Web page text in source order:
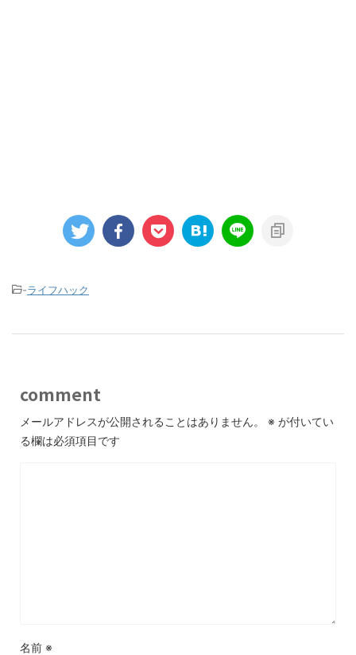
-ライフハック
comment
メールアドレスが公開されることはありません。 ※ が付いてい
る欄は必須項目です
名前 ※